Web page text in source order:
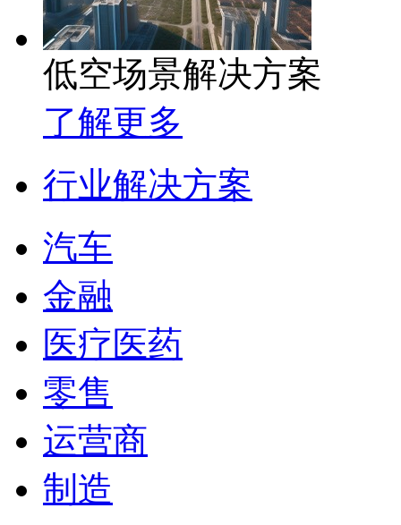
低空场景解决方案
了解更多
行业解决方案
汽车
金融
医疗医药
零售
运营商
制造